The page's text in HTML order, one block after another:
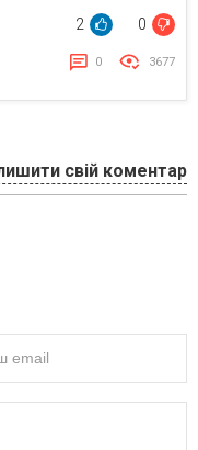
2 0
0 3677
свій коментар